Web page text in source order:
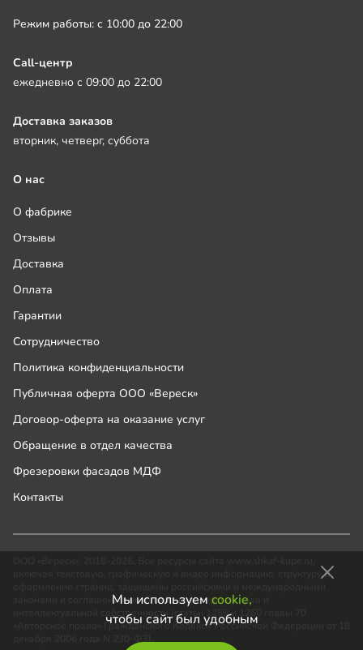
Мы используем cookie,
чтобы сайт был удобным
Режим работы: с 10:00 до 22:00
Call-центр
ежедневно с 09:00 до 22:00
Доставка заказов
вторник, четверг, суббота
О нас
О фабрике
Отзывы
Доставка
Оплата
Гарантии
Сотрудничество
Политика конфиденциальности
Публичная оферта ООО «Вереск»
Договор-оферта на оказание услуг
Обращение в отдел качества
Фрезеровки фасадов МДФ
Контакты
включая текстовую, графическую и видео информацию, структуру и
законами и соглашениями об охране авторских прав и
интеллектуальной собственности (статьи 1259 и 1260 главы 70
«Авторское право» Гражданского Кодекса Российской Федерации от 18